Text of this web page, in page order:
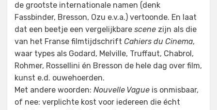
de grootste internationale namen (denk
Fassbinder, Bresson, Ozu e.v.a.) vertoonde. En laat
dat een beetje een vergelijkbare scene zijn als die
van het Franse filmtijdschrift Cahiers du Cinema,
waar types als Godard, Melville, Truffaut, Chabrol,
Rohmer, Rossellini én Bresson de hele dag over film,
kunst e.d. ouwehoerden.
Met andere woorden: Nouvelle Vague is onmisbaar,
of nee: verplichte kost voor iedereen die écht